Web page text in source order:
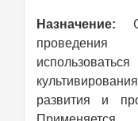
Назначение:
развития и